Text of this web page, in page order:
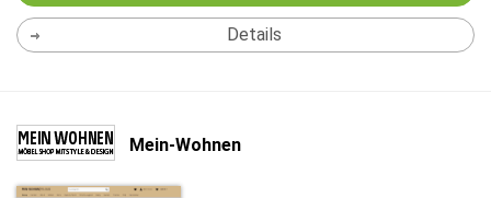
Details
Mein-Wohnen